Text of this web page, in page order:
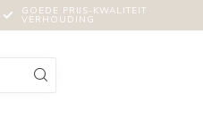
GOEDE PRIJS-KWALITEIT
VERHOUDING